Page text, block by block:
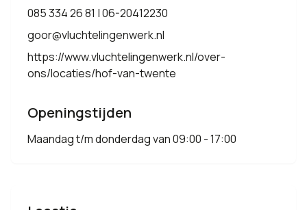
085 334 26 81 | 06-20412230
goor@vluchtelingenwerk.nl
https://www.vluchtelingenwerk.nl/over-
ons/locaties/hof-van-twente
Openingstijden
Maandag t/m donderdag van 09:00 - 17:00